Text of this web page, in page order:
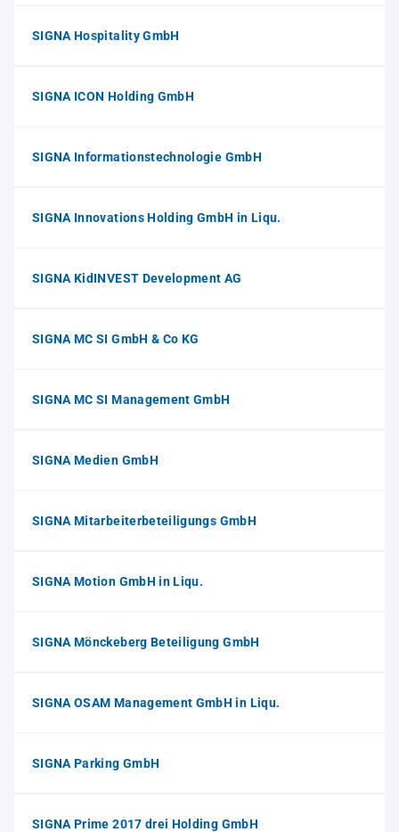
SIGNA Hospitality GmbH
SIGNA ICON Holding GmbH
SIGNA Informationstechnologie GmbH
SIGNA Innovations Holding GmbH in Liqu.
SIGNA KidINVEST Development AG
SIGNA MC SI GmbH & Co KG
SIGNA MC SI Management GmbH
SIGNA Medien GmbH
SIGNA Mitarbeiterbeteiligungs GmbH
SIGNA Motion GmbH in Liqu.
SIGNA Mönckeberg Beteiligung GmbH
SIGNA OSAM Management GmbH in Liqu.
SIGNA Parking GmbH
SIGNA Prime 2017 drei Holding GmbH